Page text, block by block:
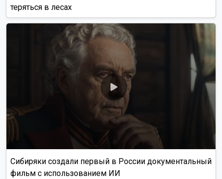
теряться в лесах
Сибиряки создали первый в России документальный
фильм с использованием ИИ